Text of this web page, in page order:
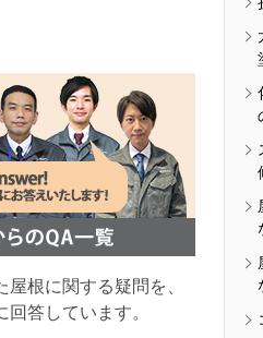
根に関する疑問を、
答しています。